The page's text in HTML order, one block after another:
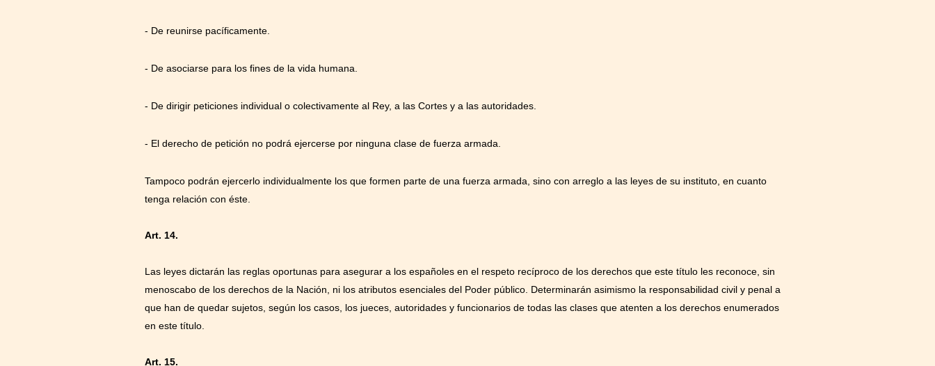
- De reunirse pacíficamente.
- De asociarse para los fines de la vida humana.
- De dirigir peticiones individual o colectivamente al Rey, a las Cortes y a las autoridades.
- El derecho de petición no podrá ejercerse por ninguna clase de fuerza armada.
Tampoco podrán ejercerlo individualmente los que formen parte de una fuerza armada, sino con arreglo a las leyes de su instituto, en cuanto
tenga relación con éste.
Art. 14.
Las leyes dictarán las reglas oportunas para asegurar a los españoles en el respeto recíproco de los derechos que este título les reconoce, sin
menoscabo de los derechos de la Nación, ni los atributos esenciales del Poder público. Determinarán asimismo la responsabilidad civil y penal a
que han de quedar sujetos, según los casos, los jueces, autoridades y funcionarios de todas las clases que atenten a los derechos enumerados
en este título.
Art. 15.